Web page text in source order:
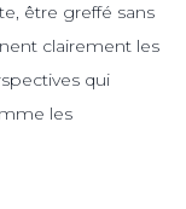
être greffé sans
clairement les
qui
les